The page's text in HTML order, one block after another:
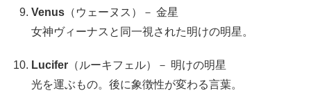
Venus （ウェーヌス）－ 金星
女神ヴィーナスと同一視された明けの明星。
Lucifer （ルーキフェル）－ 明けの明星
光を運ぶもの。後に象徴性が変わる言葉。